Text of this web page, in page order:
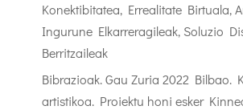
Konektibitatea, Errealitate Birtuala,
Ingurune Elkarreragileak, Soluzio
Berritzaileak
Bibrazioak. Gau Zuria 2022 Bilbao.
artistikoa. Proiektu honi esker